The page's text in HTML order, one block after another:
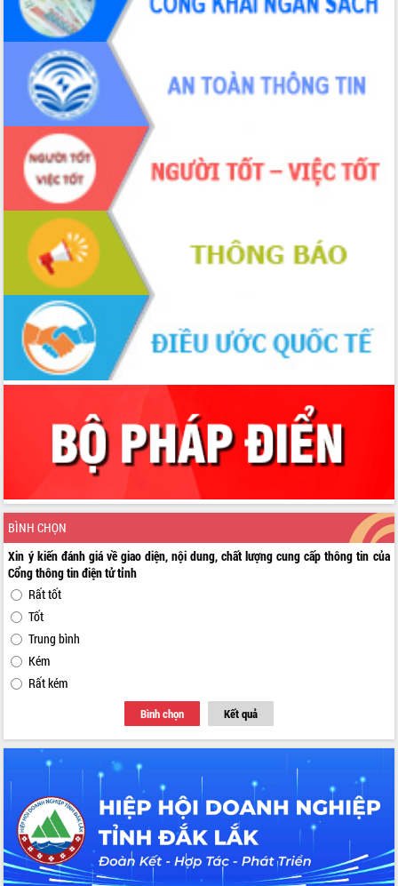
BÌNH CHỌN
Xin ý kiến đánh giá về giao diện, nội dung, chất lượng cung cấp thông tin của
Cổng thông tin điện tử tỉnh
Rất tốt
Tốt
Trung bình
Kém
Rất kém
Bình chọn Kết quả